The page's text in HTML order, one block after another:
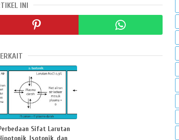
INI
Sifat Larutan
Isotonik, dan